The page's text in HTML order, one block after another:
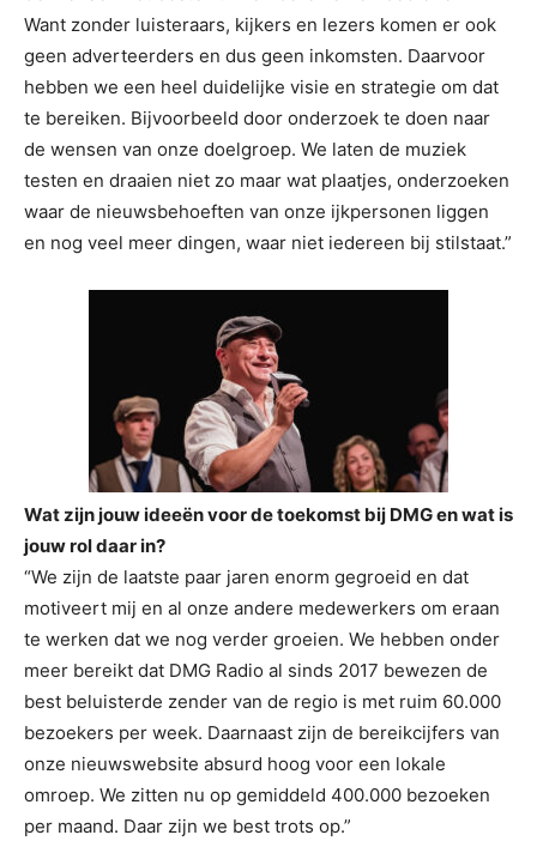
Want zonder luisteraars, kijkers en lezers komen er ook
geen adverteerders en dus geen inkomsten. Daarvoor
hebben we een heel duidelijke visie en strategie om dat
te bereiken. Bijvoorbeeld door onderzoek te doen naar
de wensen van onze doelgroep. We laten de muziek
testen en draaien niet zo maar wat plaatjes, onderzoeken
waar de nieuwsbehoeften van onze ijkpersonen liggen
en nog veel meer dingen, waar niet iedereen bij stilstaat.”
Wat zijn jouw ideeën voor de toekomst bij DMG en wat is
jouw rol daar in?
“We zijn de laatste paar jaren enorm gegroeid en dat
motiveert mij en al onze andere medewerkers om eraan
te werken dat we nog verder groeien. We hebben onder
meer bereikt dat DMG Radio al sinds 2017 bewezen de
best beluisterde zender van de regio is met ruim 60.000
bezoekers per week. Daarnaast zijn de bereikcijfers van
onze nieuwswebsite absurd hoog voor een lokale
omroep. We zitten nu op gemiddeld 400.000 bezoeken
per maand. Daar zijn we best trots op.”